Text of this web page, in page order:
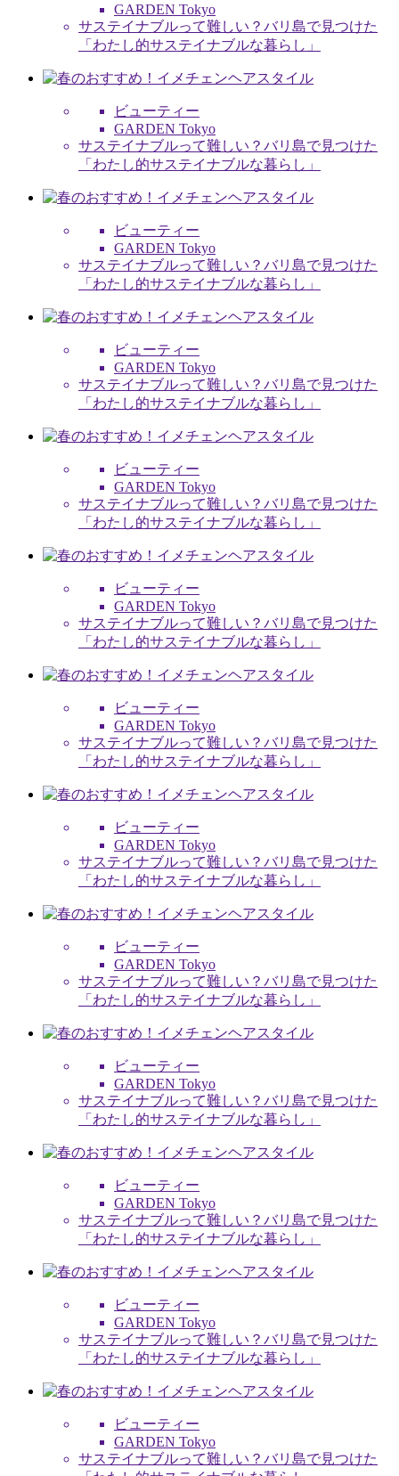
GARDEN Tokyo
サステイナブルって難しい？バリ島で見つけた
「わたし的サステイナブルな暮らし」
ビューティー
GARDEN Tokyo
サステイナブルって難しい？バリ島で見つけた
「わたし的サステイナブルな暮らし」
ビューティー
GARDEN Tokyo
サステイナブルって難しい？バリ島で見つけた
「わたし的サステイナブルな暮らし」
ビューティー
GARDEN Tokyo
サステイナブルって難しい？バリ島で見つけた
「わたし的サステイナブルな暮らし」
ビューティー
GARDEN Tokyo
サステイナブルって難しい？バリ島で見つけた
「わたし的サステイナブルな暮らし」
ビューティー
GARDEN Tokyo
サステイナブルって難しい？バリ島で見つけた
「わたし的サステイナブルな暮らし」
ビューティー
GARDEN Tokyo
サステイナブルって難しい？バリ島で見つけた
「わたし的サステイナブルな暮らし」
ビューティー
GARDEN Tokyo
サステイナブルって難しい？バリ島で見つけた
「わたし的サステイナブルな暮らし」
ビューティー
GARDEN Tokyo
サステイナブルって難しい？バリ島で見つけた
「わたし的サステイナブルな暮らし」
ビューティー
GARDEN Tokyo
サステイナブルって難しい？バリ島で見つけた
「わたし的サステイナブルな暮らし」
ビューティー
GARDEN Tokyo
サステイナブルって難しい？バリ島で見つけた
「わたし的サステイナブルな暮らし」
ビューティー
GARDEN Tokyo
サステイナブルって難しい？バリ島で見つけた
「わたし的サステイナブルな暮らし」
ビューティー
GARDEN Tokyo
サステイナブルって難しい？バリ島で見つけた